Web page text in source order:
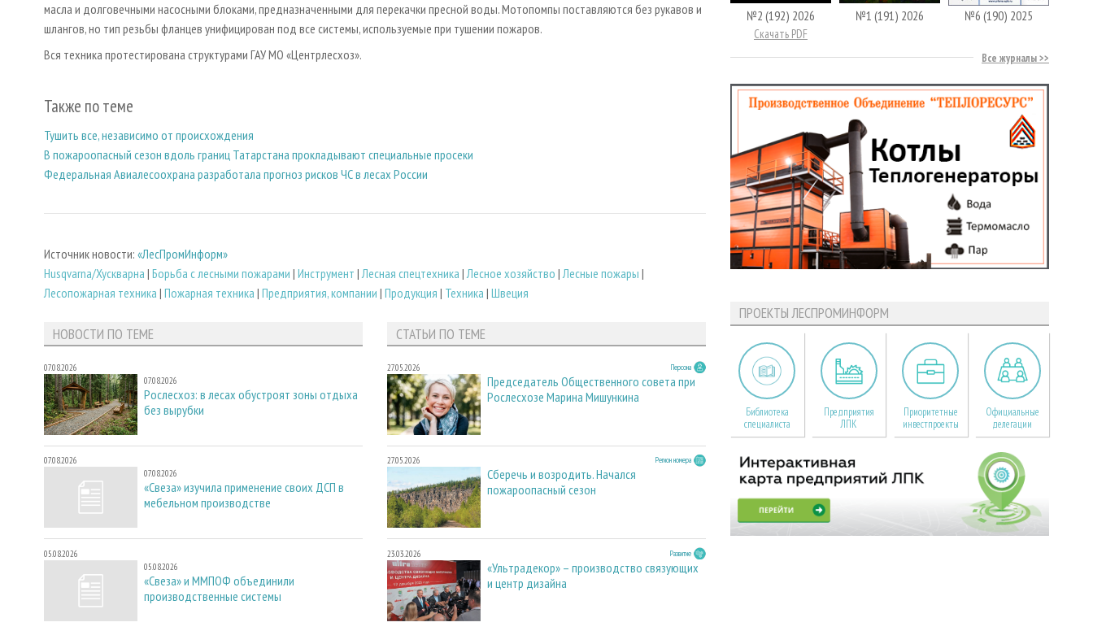
масла и долговечными насосными блоками, предназначенными для перекачки пресной воды. Мотопомпы поставляются без рукавов и
шлангов, но тип резьбы фланцев унифицирован под все системы, используемые при тушении пожаров.
Вся техника протестирована структурами ГАУ МО «Центрлесхоз».
Также по теме
Тушить все, независимо от происхождения
В пожароопасный сезон вдоль границ Татарстана прокладывают специальные просеки
Федеральная Авиалесоохрана разработала прогноз рисков ЧС в лесах России
Источник новости: «ЛесПромИнформ»
Husqvarna/Хускварна | Борьба с лесными пожарами | Инструмент |Лесная спецтехника |Лесное хозяйство |Лесные пожары |
Лесопожарная техника | Пожарная техника | Предприятия, компании | Продукция | Техника | Швеция
НОВОСТИ ПО ТЕМЕ
07.08.2026
07.08.2026
Рослесхоз: в лесах обустроят зоны отдыха
без вырубки
07.08.2026
07.08.2026
«Свеза» изучила применение своих ДСП в
мебельном производстве
05.08.2026
05.08.2026
«Свеза» и ММПОФ объединили
производственные системы
СТАТЬИ ПО ТЕМЕ
27.05.2026 Персона
Председатель Общественного совета при
Рослесхозе Марина Мишункина
27.05.2026 Регион номера
Сберечь и возродить. Начался
пожароопасный сезон
23.03.2026 Развитие
«Ультрадекор» – производство связующих
и центр дизайна
№2 (192) 2026
Скачать PDF
№1 (191) 2026 №6 (190) 2025
Все журналы
ПРОЕКТЫ ЛЕСПРОМИНФОРМ
Библиотека
специалиста
Предприятия
ЛПК
Приоритетные
инвестпроекты
Официальные
делегации